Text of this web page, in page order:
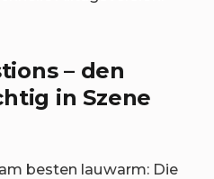
– den
in Szene
besten lauwarm: Die